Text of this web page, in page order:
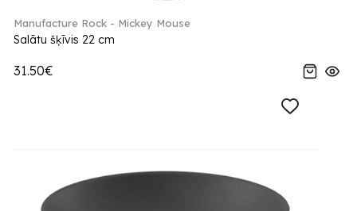
Manufacture Rock - Mickey Mouse
Salātu šķīvis 22 cm
31.50€